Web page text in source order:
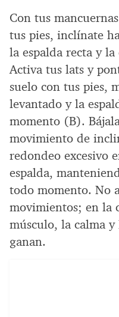
Con tus
tus pies, inclínate
la espalda recta y
Activa tus lats y
suelo con tus pies,
levantado y la
momento (B).
movimiento de
redondeo excesivo
espalda,
todo momento. No
movimientos; en la
músculo, la calma
ganan.